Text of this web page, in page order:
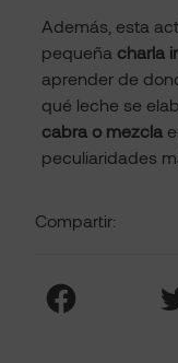
Compartir:
Facebook Twitter
Además, esta
pequeña charla
aprender de
qué leche se
cabra o mezcla
peculiaridades